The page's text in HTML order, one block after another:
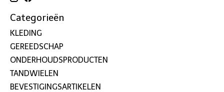
Categorieën
KLEDING
GEREEDSCHAP
ONDERHOUDSPRODUCTEN
TANDWIELEN
BEVESTIGINGSARTIKELEN